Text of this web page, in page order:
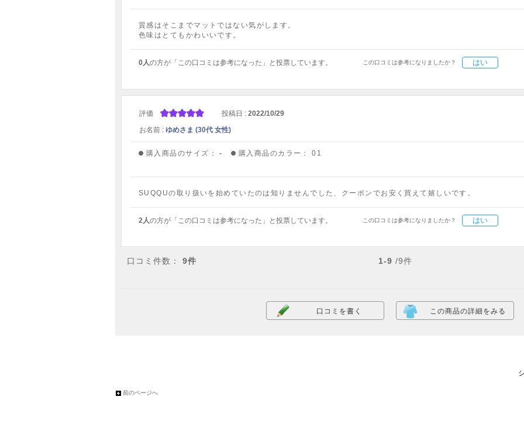
質感はそこまでマットではない気がします。
色味はとてもかわいいです。
この口コミは参考になりましたか？ はい
0人の方が「この口コミは参考になった」と投票しています。
評価 投稿日 : 2022/10/29
お名前 : ゆめさま (30代 女性)
購入商品のサイズ： - 購入商品のカラー： 01
SUQQUの取り扱いを始めていたのは知りませんでした、クーポンでお安く買えて嬉しいです。
この口コミは参考になりましたか？ はい
2人の方が「この口コミは参考になった」と投票しています。
口コミ件数： 9件 1-9 /9件
口コミを書く この商品の詳細をみる
前のページへ